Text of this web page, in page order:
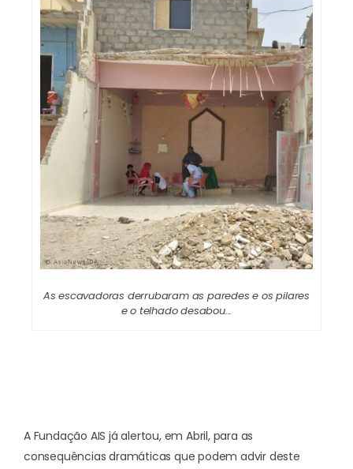
As escavadoras derrubaram as paredes e os pilares
e o telhado desabou...
A Fundação AIS já alertou, em Abril, para as
consequências dramáticas que podem advir deste